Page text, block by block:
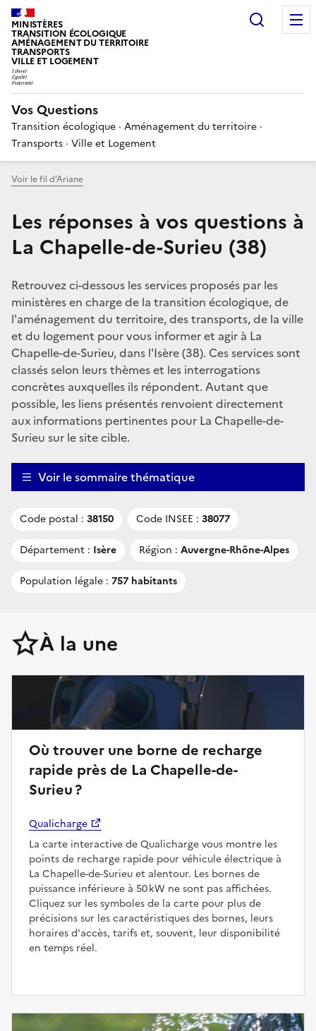
MINISTÈRES
TRANSITION ÉCOLOGIQUE
AMÉNAGEMENT DU TERRITOIRE
TRANSPORTS
VILLE ET LOGEMENT
Vos Questions
Transition écologique · Aménagement du territoire ·
Transports · Ville et Logement
Voir le fil d’Ariane
Les réponses à vos questions à
La Chapelle-de-Surieu (38)
Retrouvez ci-dessous les services proposés par les
ministères en charge de la transition écologique, de
l'aménagement du territoire, des transports, de la ville
et du logement pour vous informer et agir à La
Chapelle-de-Surieu, dans l'Isère (38). Ces services sont
classés selon leurs thèmes et les interrogations
concrètes auxquelles ils répondent. Autant que
possible, les liens présentés renvoient directement
aux informations pertinentes pour La Chapelle-de-
Surieu sur le site cible.
Voir le sommaire thématique
Code postal : 38150 Code INSEE : 38077
Département : Isère Région : Auvergne-Rhône-Alpes
Population légale : 757 habitants
À la une
Où trouver une borne de recharge
rapide près de La Chapelle-de-
Surieu ?
Qualicharge
La carte interactive de Qualicharge vous montre les
points de recharge rapide pour véhicule électrique à
La Chapelle-de-Surieu et alentour. Les bornes de
puissance inférieure à 50 kW ne sont pas affichées.
Cliquez sur les symboles de la carte pour plus de
précisions sur les caractéristiques des bornes, leurs
horaires d'accès, tarifs et, souvent, leur disponibilité
en temps réel.